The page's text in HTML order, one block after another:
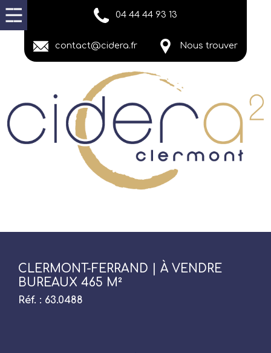
04 44 44 93 13
contact@cidera.fr Nous trouver
CLERMONT-FERRAND | À VENDRE
BUREAUX 465 M²
Réf. : 63.0488